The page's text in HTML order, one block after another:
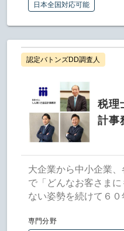
日本全国対応可能
認定バトンズDD調査人
税理
計事
大企業から中小企業
で「どんなお客さま
ない姿勢を続けて６０
専門分野